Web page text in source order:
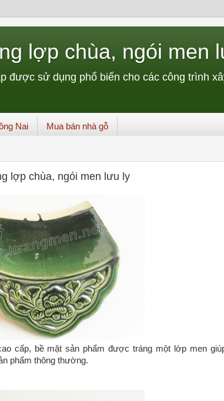
lợp chùa, ngói men
được sử dụng phổ biến cho các công trình
Nai Mua bán nhà gỗ
lợp chùa, ngói men lưu ly
cấp, bề mặt sản phẩm được tráng một lớp men
phẩm thông thường.